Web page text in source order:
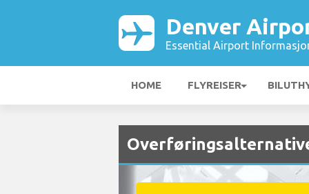
Denver
Essential Airport
HOME FLYREISER